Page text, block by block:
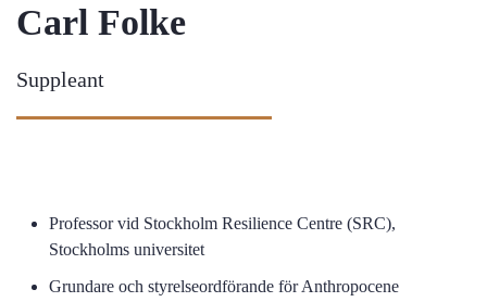
Carl Folke
Suppleant
Professor vid Stockholm Resilience Centre (SRC),
Stockholms universitet
Grundare och styrelseordförande för Anthropocene